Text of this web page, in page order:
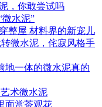
，你敢尝试吗
水泥”
整屋 材料界的新宠儿
微水泥，侘寂风格手
地一体的微水泥真的
术微水泥
面赏茶观花